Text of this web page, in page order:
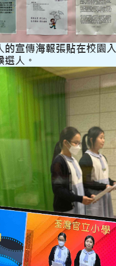
的宣傳海報張貼在校園
人。